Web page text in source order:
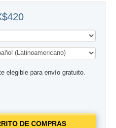
elegible para envío gratuito.
DE COMPRAS